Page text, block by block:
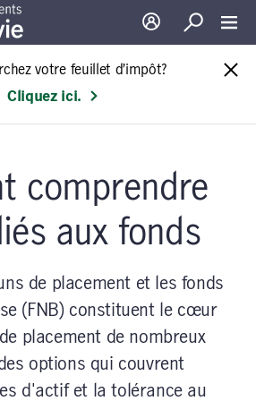
Ouverture de
Recherche
votre feuillet d’impôt?
Cliquez ici.
comprendre
aux fonds
de placement et les fonds
(FNB) constituent le cœur
placement de nombreux
options qui couvrent
d'actif et la tolérance au